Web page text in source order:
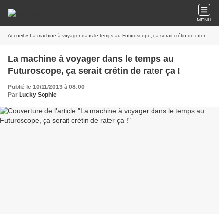
MENU
Accueil » La machine à voyager dans le temps au Futuroscope, ça serait crétin de rater ça !
La machine à voyager dans le temps au
Futuroscope, ça serait crétin de rater ça !
Publié le 10/11/2013 à 08:00
Par Lucky Sophie